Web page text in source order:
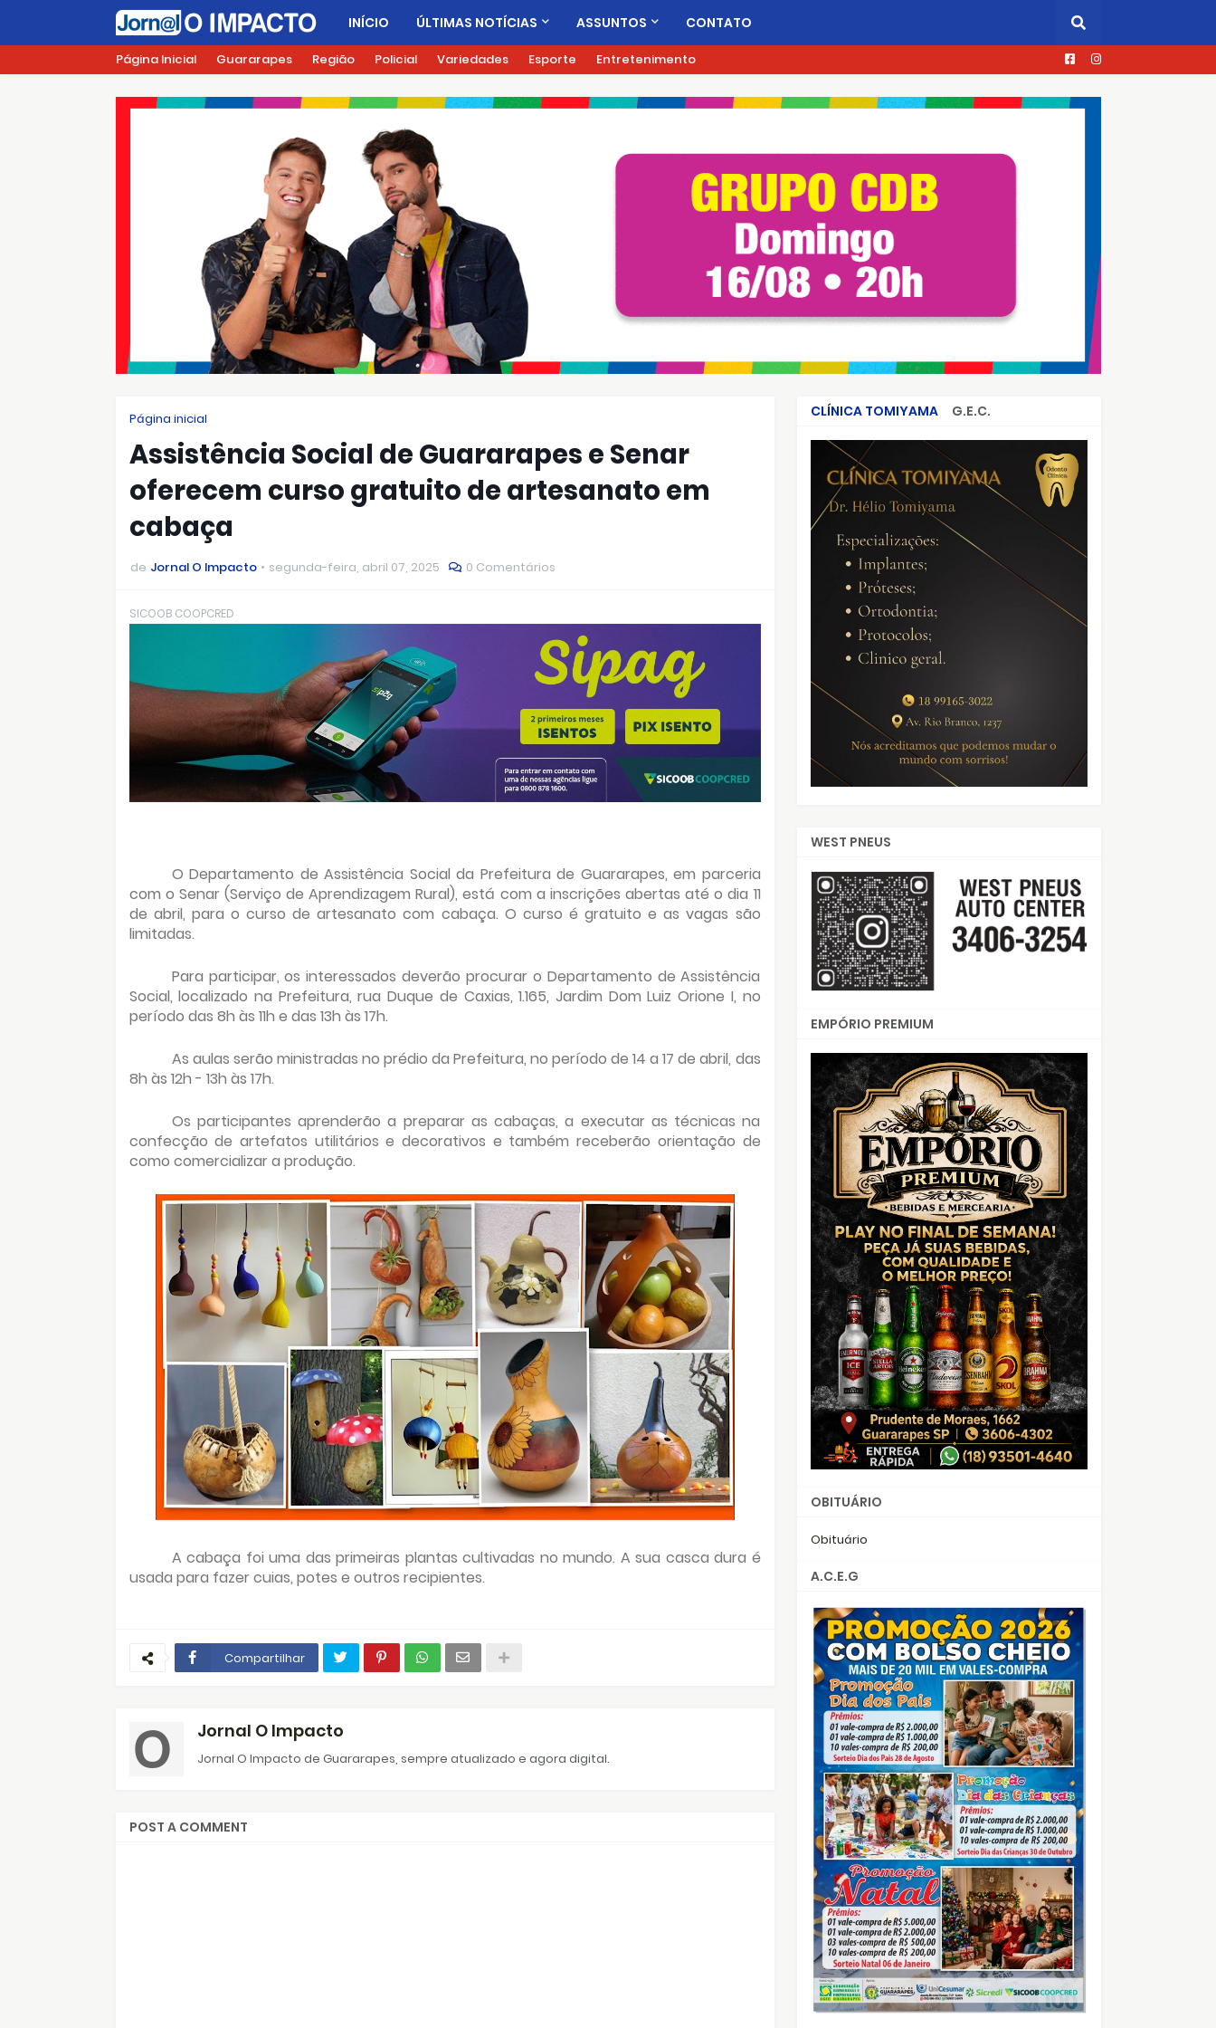
INÍCIO ÚLTIMAS NOTÍCIAS ASSUNTOS CONTATO
Página Inicial Guararapes Região Policial Variedades Esporte Entretenimento
Página inicial
Assistência Social de Guararapes e Senar
oferecem curso gratuito de artesanato em
cabaça
de Jornal O Impacto segunda-feira, abril 07, 2025 0 Comentários
SICOOB COOPCRED
O Departamento de Assistência Social da Prefeitura de Guararapes, em parceria
com o Senar (Serviço de Aprendizagem Rural), está com a inscrições abertas até o dia 11
de abril, para o curso de artesanato com cabaça. O curso é gratuito e as vagas são
limitadas.
Para participar, os interessados deverão procurar o Departamento de Assistência
Social, localizado na Prefeitura, rua Duque de Caxias, 1.165, Jardim Dom Luiz Orione I, no
período das 8h às 11h e das 13h às 17h.
As aulas serão ministradas no prédio da Prefeitura, no período de 14 a 17 de abril, das
8h às 12h - 13h às 17h.
Os participantes aprenderão a preparar as cabaças, a executar as técnicas na
confecção de artefatos utilitários e decorativos e também receberão orientação de
como comercializar a produção.
A cabaça foi uma das primeiras plantas cultivadas no mundo. A sua casca dura é
usada para fazer cuias, potes e outros recipientes.
Compartilhar
Jornal O Impacto
Jornal O Impacto de Guararapes, sempre atualizado e agora digital.
POST A COMMENT
CLÍNICA TOMIYAMA
G.E.C.
CRIMES QUE ABALARAM O BRASIL
WEST PNEUS
EMPÓRIO PREMIUM
OBITUÁRIO
Obituário
A.C.E.G